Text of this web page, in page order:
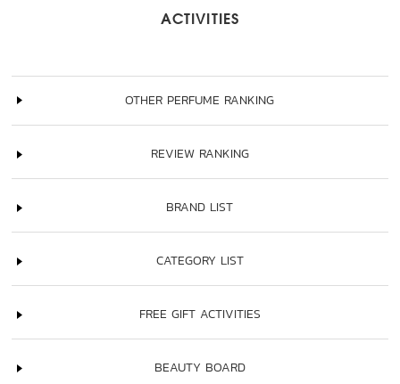
ACTIVITIES
OTHER PERFUME RANKING
REVIEW RANKING
BRAND LIST
CATEGORY LIST
FREE GIFT ACTIVITIES
BEAUTY BOARD